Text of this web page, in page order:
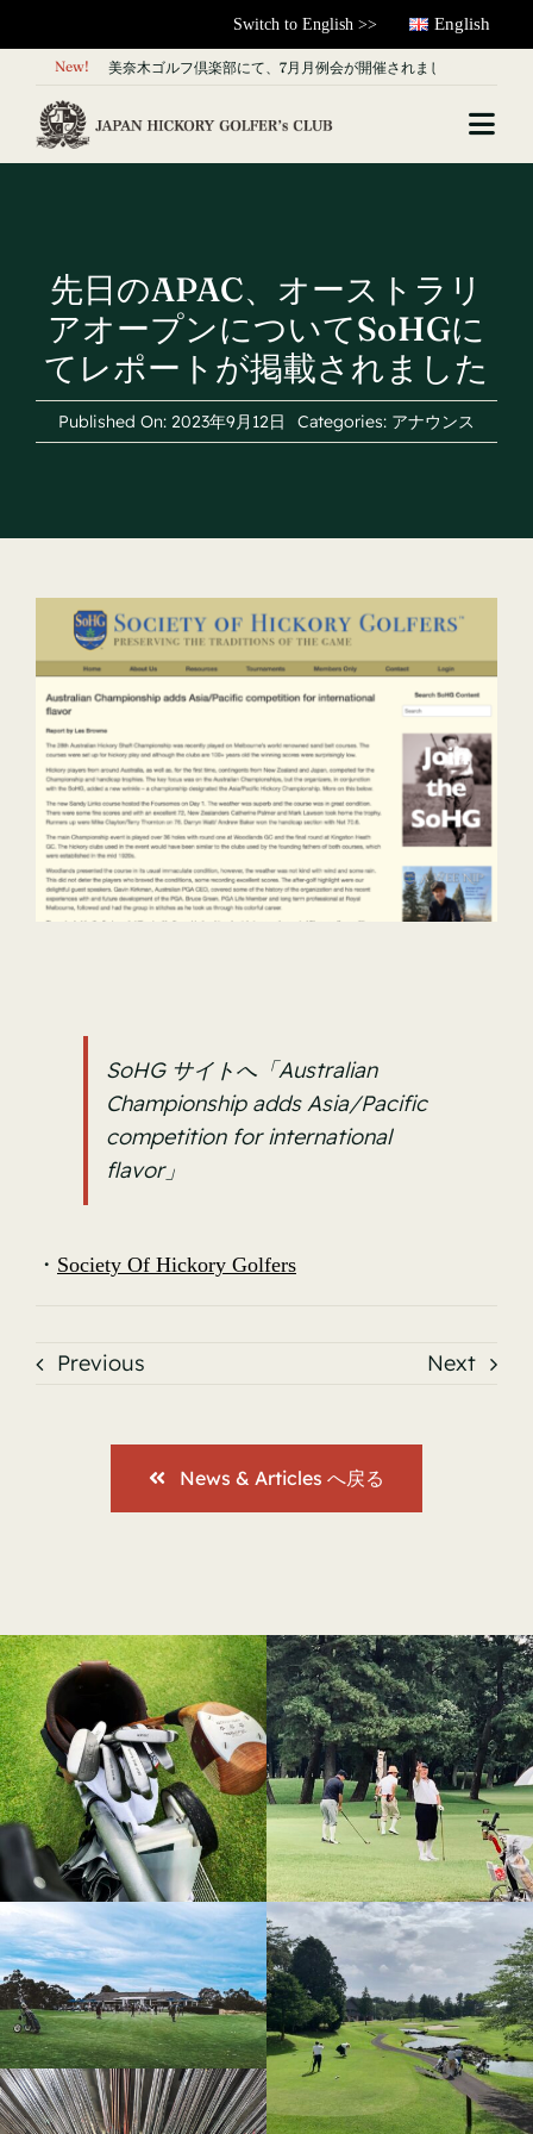
to
Switch to English >> English
New! 美奈木ゴルフ倶楽部にて、7月月例会が開催されました
What is Hickory?
Contact
先日のAPAC、オーストラリ
アオープンについてSoHGに
てレポートが掲載されました
Published On: 2023年9月12日 Categories: アナウンス
SoHG サイトへ「Australian
Championship adds Asia/Pacific
competition for international
flavor」
・ Society Of Hickory Golfers
Previous Next
News & Articles へ戻る